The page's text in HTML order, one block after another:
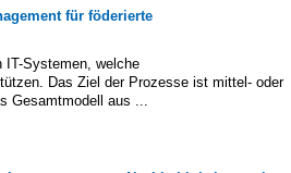
für föderierte
IT-Systemen, welche
Das Ziel der Prozesse ist mittel- oder
Gesamtmodell aus ...